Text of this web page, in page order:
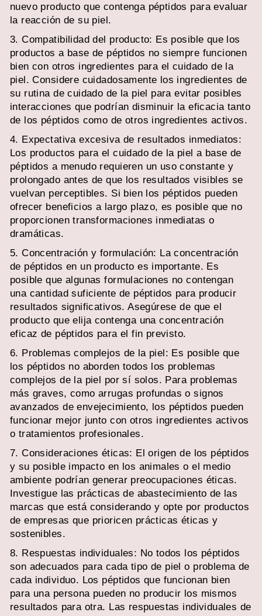
nuevo producto que contenga péptidos para evaluar
la reacción de su piel.
3. Compatibilidad del producto: Es posible que los
productos a base de péptidos no siempre funcionen
bien con otros ingredientes para el cuidado de la
piel. Considere cuidadosamente los ingredientes de
su rutina de cuidado de la piel para evitar posibles
interacciones que podrían disminuir la eficacia tanto
de los péptidos como de otros ingredientes activos.
4. Expectativa excesiva de resultados inmediatos:
Los productos para el cuidado de la piel a base de
péptidos a menudo requieren un uso constante y
prolongado antes de que los resultados visibles se
vuelvan perceptibles. Si bien los péptidos pueden
ofrecer beneficios a largo plazo, es posible que no
proporcionen transformaciones inmediatas o
dramáticas.
5. Concentración y formulación: La concentración
de péptidos en un producto es importante. Es
posible que algunas formulaciones no contengan
una cantidad suficiente de péptidos para producir
resultados significativos. Asegúrese de que el
producto que elija contenga una concentración
eficaz de péptidos para el fin previsto.
6. Problemas complejos de la piel: Es posible que
los péptidos no aborden todos los problemas
complejos de la piel por sí solos. Para problemas
más graves, como arrugas profundas o signos
avanzados de envejecimiento, los péptidos pueden
funcionar mejor junto con otros ingredientes activos
o tratamientos profesionales.
7. Consideraciones éticas: El origen de los péptidos
y su posible impacto en los animales o el medio
ambiente podrían generar preocupaciones éticas.
Investigue las prácticas de abastecimiento de las
marcas que está considerando y opte por productos
de empresas que prioricen prácticas éticas y
sostenibles.
8. Respuestas individuales: No todos los péptidos
son adecuados para cada tipo de piel o problema de
cada individuo. Los péptidos que funcionan bien
para una persona pueden no producir los mismos
resultados para otra. Las respuestas individuales de